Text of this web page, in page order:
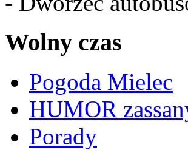
Wolny czas
Pogoda Mielec
HUMOR
Porady